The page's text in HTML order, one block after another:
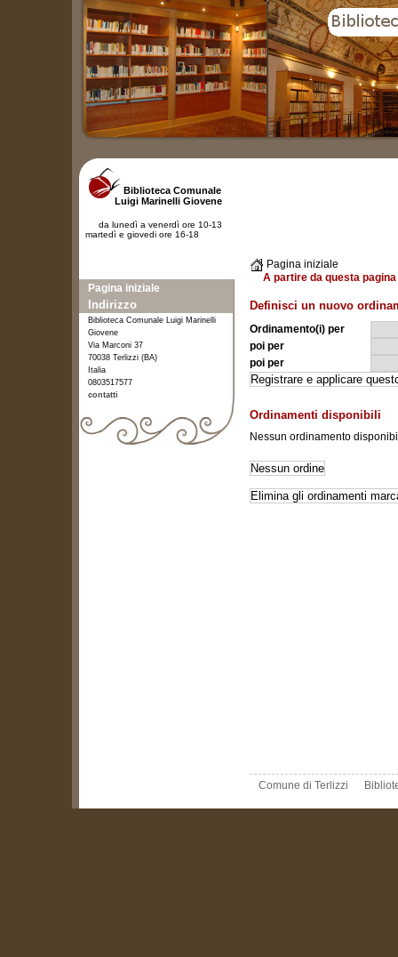
Pagina iniziale
A partire da questa
Definisci un nuovo
Ordinamento(i) per
poi per
poi per
Ordinamenti disponibili
Nessun ordinamento
Comune di Terlizzi
Biblioteca Comunale
Luigi Marinelli Giovene
da lunedì a venerdì ore 10-13
martedì e giovedi ore 16-18
Pagina iniziale
Indirizzo
Biblioteca Comunale Luigi Marinelli
Giovene
Via Marconi 37
70038 Terlizzi (BA)
Italia
0803517577
contatti